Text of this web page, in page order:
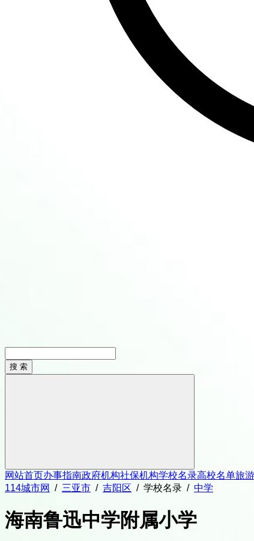
网站首页办事指南政府机构社保机构学校名录高校名单旅
114城市网
/ 三亚市 / 吉阳区 / 学校名录 / 中学
海南鲁迅中学附属小学